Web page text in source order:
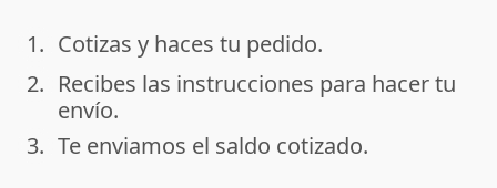
done
1. Cotizas y haces tu pedido.
done
2. Recibes las instrucciones para hacer tu
envío.
done
3. Te enviamos el saldo cotizado.